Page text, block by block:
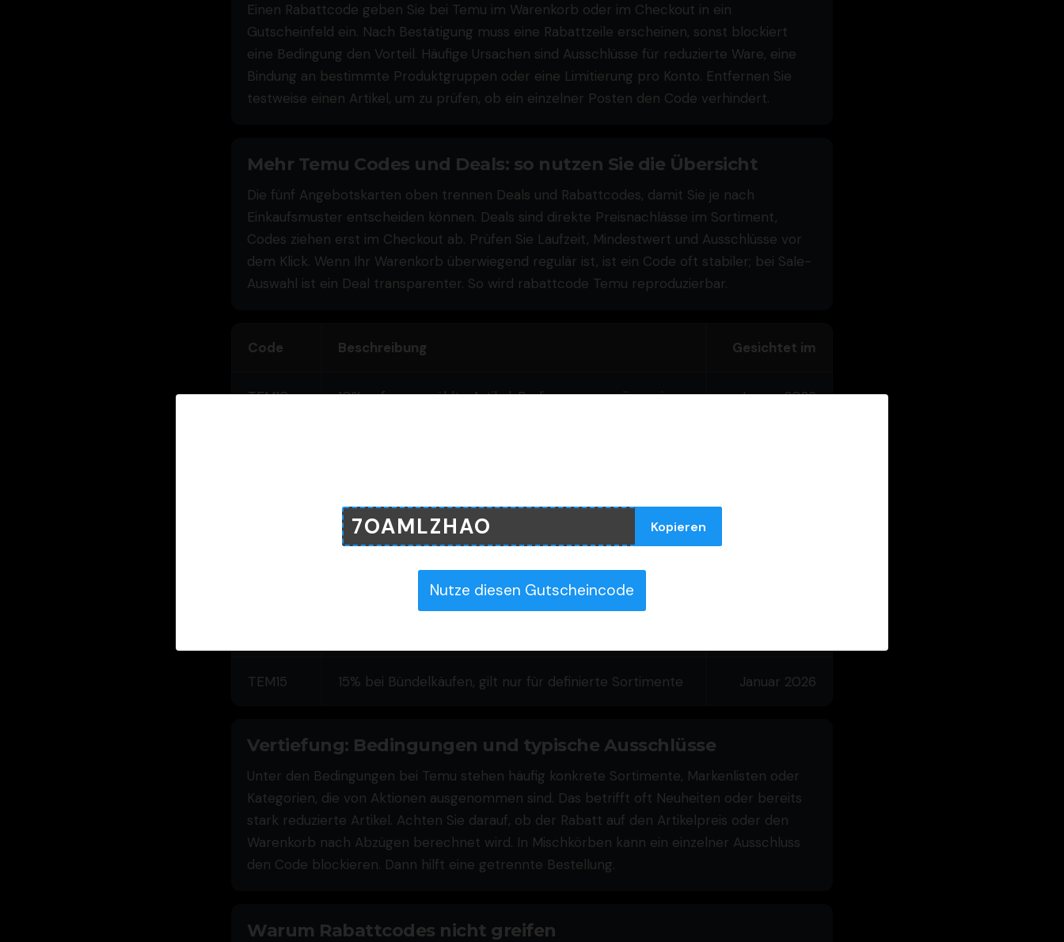
7OAMLZHAO Kopieren
Nutze diesen Gutscheincode
Einen Rabattcode geben Sie bei Temu im Warenkorb oder im Checkout in ein
Gutscheinfeld ein. Nach Bestätigung muss eine Rabattzeile erscheinen, sonst blockiert
eine Bedingung den Vorteil. Häufige Ursachen sind Ausschlüsse für reduzierte Ware, eine
Bindung an bestimmte Produktgruppen oder eine Limitierung pro Konto. Entfernen Sie
testweise einen Artikel, um zu prüfen, ob ein einzelner Posten den Code verhindert.
Mehr Temu Codes und Deals: so nutzen Sie die Übersicht
Die fünf Angebotskarten oben trennen Deals und Rabattcodes, damit Sie je nach
Einkaufsmuster entscheiden können. Deals sind direkte Preisnachlässe im Sortiment,
Codes ziehen erst im Checkout ab. Prüfen Sie Laufzeit, Mindestwert und Ausschlüsse vor
dem Klick. Wenn Ihr Warenkorb überwiegend regulär ist, ist ein Code oft stabiler; bei Sale-
Auswahl ist ein Deal transparenter. So wird rabattcode Temu reproduzierbar.
Code Beschreibung Gesichtet im
TEM10
10% auf ausgewählte Artikel, Bedingungen variieren je
Januar 2026
Versandvorteil ab Mindestwert, abhängig von
App Aktion auf eine Auswahl, Login oder App Nutzung
TEM15 15% bei Bündelkäufen, gilt nur für definierte Sortimente Januar 2026
Vertiefung: Bedingungen und typische Ausschlüsse
Unter den Bedingungen bei Temu stehen häufig konkrete Sortimente, Markenlisten oder
Kategorien, die von Aktionen ausgenommen sind. Das betrifft oft Neuheiten oder bereits
stark reduzierte Artikel. Achten Sie darauf, ob der Rabatt auf den Artikelpreis oder den
Warenkorb nach Abzügen berechnet wird. In Mischkörben kann ein einzelner Ausschluss
den Code blockieren. Dann hilft eine getrennte Bestellung.
Warum Rabattcodes nicht greifen